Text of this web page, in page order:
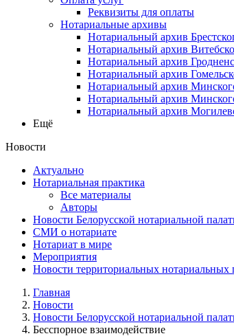
Реквизиты для оплаты
Нотариальные архивы
Нотариальный архив
Нотариальный архив
Нотариальный архив
Нотариальный архив
Нотариальный архив
Нотариальный архив
Нотариальный архив
Ещё
Новости
Актуально
Нотариальная практика
Все материалы
Авторы
Новости Белорусской нотариальной
СМИ о нотариате
Нотариат в мире
Мероприятия
Новости территориальных нотариальных
Главная
Новости
Новости Белорусской нотариальной
Бесспорное взаимодействие